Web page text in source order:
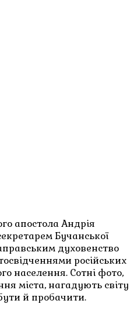
апостола Андрія
Бучанської
духовенство
російських
населення. Сотні фото,
міста, нагадують світу
й пробачити.